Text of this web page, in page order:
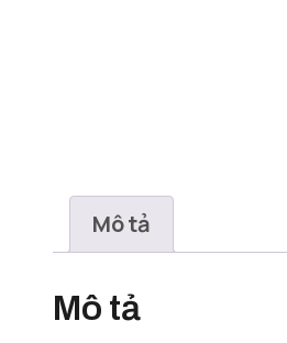
Mô tả
Mô tả